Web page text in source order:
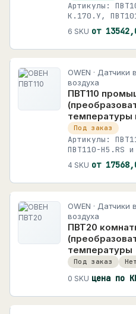
Артикулы:
К.170.У,
6 SKU от
OWEN ·
воздуха
ПВТ110
температуры
Под заказ
Артикулы:
ПВТ110-Н5.RS
4 SKU от
OWEN ·
воздуха
ПВТ20
температуры
Под заказ
0 SKU цена по